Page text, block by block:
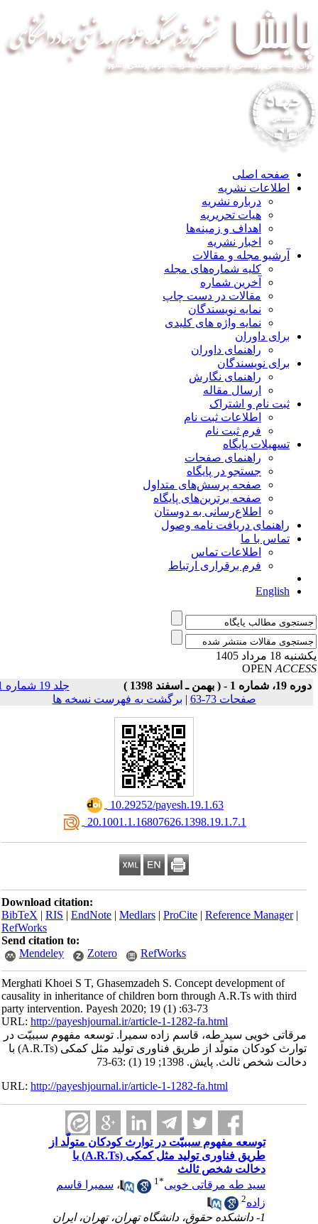
صفحه اصلی
اطلاعات نشریه
درباره نشریه
هیات تحریریه
اهداف و زمینه‌ها
اخبار نشریه
آرشیو مجله و مقالات
کلیه شماره‌های مجله
آخرین شماره
مقالات در دست چاپ
نمایه نویسندگان
نمایه واژه های کلیدی
برای داوران
راهنمای داوران
برای نویسندگان
راهنمای نگارش
ارسال مقاله
ثبت نام و اشتراک
اطلاعات ثبت نام
فرم ثبت نام
تسهیلات پایگاه
راهنمای صفحات
جستجو در پایگاه
صفحه پرسش‌های متداول
صفحه برترین‌های پایگاه
اطلاع‌رسانی به دوستان
راهنمای دریافت نامه وصول
تماس با ما
اطلاعات تماس
فرم برقراری ارتباط
English
18 مرداد 1405
OPEN
شماره 1 - ( بهمن ـ اسفند 1398 )
جلد 19 شماره 1
صفحات 73-63
|برگشت به فهرست نسخه ها
‎ 10.29252/payesh.19.1.63
‎ 20.1001.1.16807626.1398.19.1.7.1
Download citation:
BibTeX|RIS|EndNote|Medlars|ProCite|Reference Manager
RefWorks
Send citation to:
Mendeley
Zotero RefWorks
Merghati Khoei S T, Ghasemzadeh S. Concept development of
causality in inheritance of children born through A.R.Ts with third
party intervention. Payesh 2020; 19 (1) :63-73
URL:http://payeshjournal.ir/article-1-1282-fa.html
مرقاتی خویی سید طه، قاسم زاده سمیرا. توسعه مفهوم سببیّت در
توارث کودکان متولّد از طریق فناوری تولید مثل کمکی (A.R.Ts) با
دخالت شخص ثالث. پایش. 1398; 19 (1) :63-73
URL:http://payeshjournal.ir/article-1-1282-fa.html
توسعه مفهوم سببیّت در توارث کودکان متولّد از
طریق فناوری تولید مثل کمکی (A.R.Ts) با
دخالت شخص ثالث
سید طه مرقاتی خویی
1 ،سمیرا قاسم
زاده